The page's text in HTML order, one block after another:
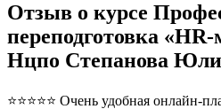
Отзыв о курсе
переподготовка
Нцпо Степанова
⭐⭐⭐⭐⭐ Очень удобная онлайн-